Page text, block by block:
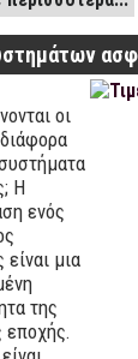
οι
Η
ενός
μια
της
εποχής.